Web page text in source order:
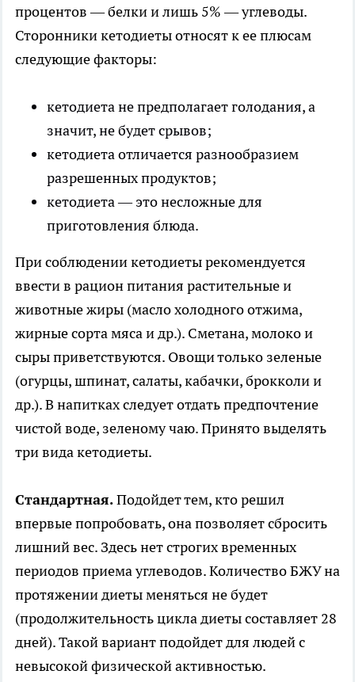
процентов — белки и лишь 5% — углеводы.
Сторонники кетодиеты относят к ее плюсам
следующие факторы:
кетодиета не предполагает голодания, а
значит, не будет срывов;
кетодиета отличается разнообразием
разрешенных продуктов;
кетодиета — это несложные для
приготовления блюда.
При соблюдении кетодиеты рекомендуется
ввести в рацион питания растительные и
животные жиры (масло холодного отжима,
жирные сорта мяса и др.). Сметана, молоко и
сыры приветствуются. Овощи только зеленые
(огурцы, шпинат, салаты, кабачки, брокколи и
др.). В напитках следует отдать предпочтение
чистой воде, зеленому чаю. Принято выделять
три вида кетодиеты.
Стандартная.Подойдет тем, кто решил
впервые попробовать, она позволяет сбросить
лишний вес. Здесь нет строгих временных
периодов приема углеводов. Количество БЖУ на
протяжении диеты меняться не будет
(продолжительность цикла диеты составляет 28
дней). Такой вариант подойдет для людей с
невысокой физической активностью.